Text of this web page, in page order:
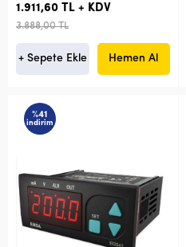
1.911,60 TL + KDV
3.888,00 TL
+ Sepete Ekle Hemen Al
%41
indirim